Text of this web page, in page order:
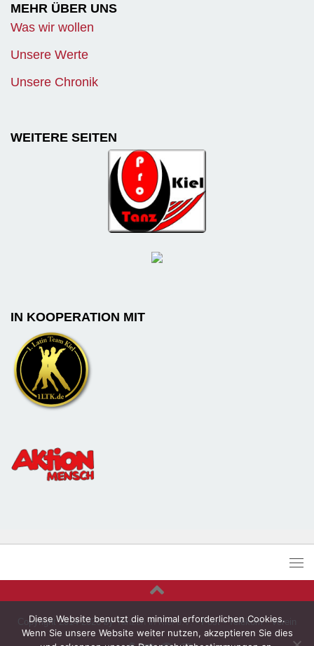
MEHR ÜBER UNS
Was wir wollen
Unsere Werte
Unsere Chronik
WEITERE SEITEN
IN KOOPERATION MIT
Copyright 2014-2026 byTanzen in Kiel e.V.- Post - Telekom - Verein
Diese Website benutzt die minimal erforderlichen Cookies.
Wenn Sie unsere Website weiter nutzen, akzeptieren Sie dies